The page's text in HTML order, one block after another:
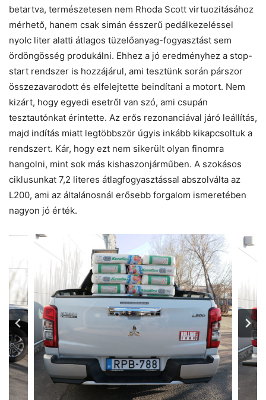
betartva, természetesen nem Rhoda Scott virtuozitásához
mérhető, hanem csak simán ésszerű pedálkezeléssel
nyolc liter alatti átlagos tüzelőanyag-fogyasztást sem
ördöngösség produkálni. Ehhez a jó eredményhez a stop-
start rendszer is hozzájárul, ami tesztünk során párszor
összezavarodott és elfelejtette beindítani a motort. Nem
kizárt, hogy egyedi esetről van szó, ami csupán
tesztautónkat érintette. Az erős rezonanciával járó leállítás,
majd indítás miatt legtöbbször úgyis inkább kikapcsoltuk a
rendszert. Kár, hogy ezt nem sikerült olyan finomra
hangolni, mint sok más kishaszonjárműben. A szokásos
ciklusunkat 7,2 literes átlagfogyasztással abszolválta az
L200, ami az általánosnál erősebb forgalom ismeretében
nagyon jó érték.